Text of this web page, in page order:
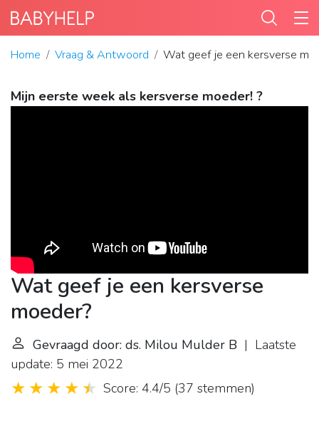
Home Vraag & Antwoord Wat geef je een kersverse
Mijn eerste week als kersverse moeder! ?
Wat geef je een kersverse
moeder?
Gevraagd door: ds. Milou Mulder B | Laatste
update: 5 mei 2022
Score: 4.4/5 (37 stemmen)